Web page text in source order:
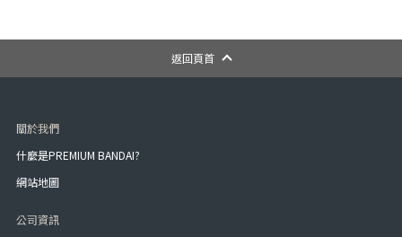
返回頁首
關於我們
什麼是PREMIUM BANDAI?
網站地圖
公司資訊